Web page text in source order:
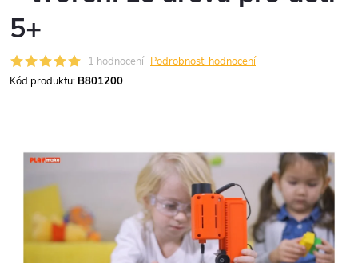
5+
1 hodnocení Podrobnosti hodnocení
Kód produktu: B801200